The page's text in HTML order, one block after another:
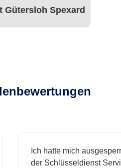
Gütersloh Spexard
Ich hatte mich
der Schlüsseldienst